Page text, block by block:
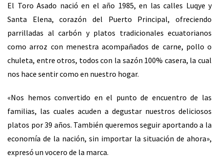
El Toro Asado nació en el año 1985, en las calles Luqye y
Santa Elena, corazón del Puerto Principal, ofreciendo
parrilladas al carbón y platos tradicionales ecuatorianos
como arroz con menestra acompañados de carne, pollo o
chuleta, entre otros, todos con la sazón 100% casera, la cual
nos hace sentir como en nuestro hogar.
«Nos hemos convertido en el punto de encuentro de las
familias, las cuales acuden a degustar nuestros deliciosos
platos por 39 años. También queremos seguir aportando a la
economía de la nación, sin importar la situación de ahora»,
expresó un vocero de la marca.